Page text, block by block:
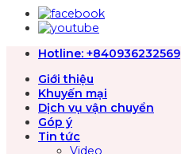
Hotline: +840936232569
Giới thiệu
Khuyến mại
Dịch vụ vận chuyển
Góp ý
Tin tức
Video